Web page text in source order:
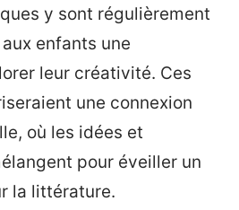
y sont régulièrement
enfants une
leur créativité. Ces
une connexion
où les idées et
pour éveiller un
la littérature.